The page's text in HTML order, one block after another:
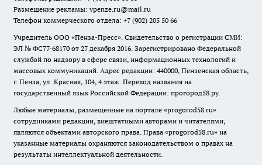
Размещение рекламы: vpenze.ru@mail.ru
Телефон коммерческого отдела: +7 (902) 205 50 66
Учредитель ООО «Пенза-Пресс». Свидетельство о регистрации СМИ:
ЭЛ № ФС77-68170 от 27 декабря 2016. Зарегистрировано Федеральной
службой по надзору в сфере связи, информационных технологий и
массовых коммуникаций. Адрес редакции: 440000, Пензенская область,
г. Пенза, ул. Красная, 104, 4 этаж. Перевод названия на
государственный язык Российской Федерации: прогород58.ру.
Любые материалы, размещенные на портале «progorod58.ru»
сотрудниками редакции, внештатными авторами и читателями,
являются объектами авторского права. Права «progorod58.ru» на
указанные материалы охраняются законодательством о правах на
результаты интеллектуальной деятельности.